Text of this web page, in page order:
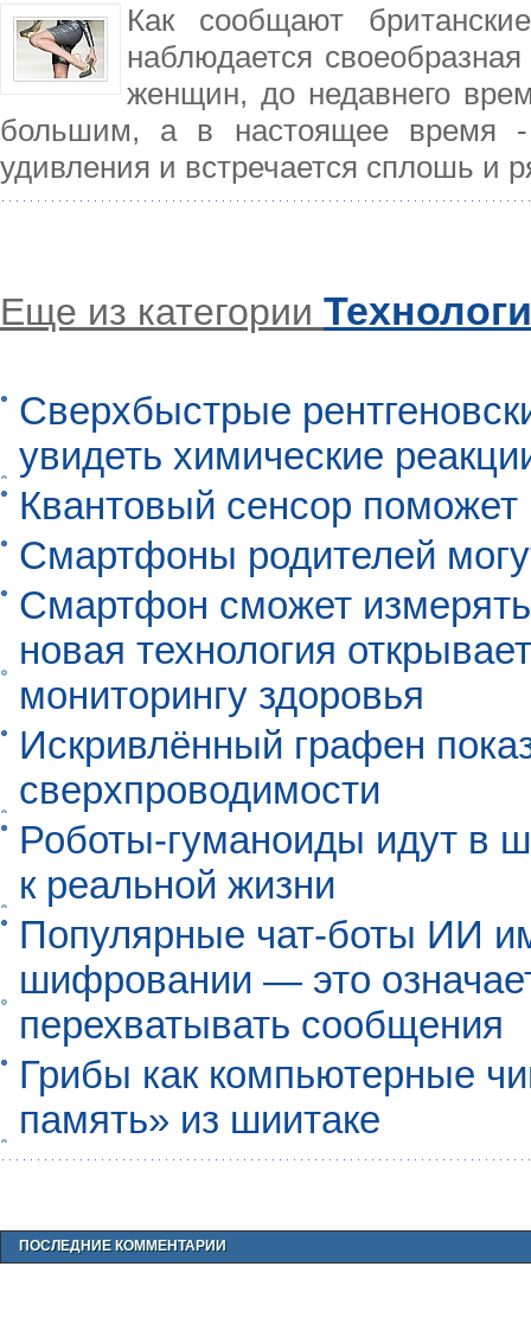
Как сообщают
наблюдается
женщин, до недавнего
большим, а в настоящее время -
удивления и встречается сплошь и
Еще из категории
Сверхбыстрые
увидеть химические
Квантовый сенсор
Смартфоны родителей
Смартфон сможет
новая технология
мониторингу здоровья
Искривлённый графен
сверхпроводимости
Роботы-гуманоиды идут в
к реальной жизни
Популярные чат-боты ИИ
шифровании — это
перехватывать сообщения
Грибы как компьютерные
память» из шиитаке
ПОСЛЕДНИЕ КОММЕНТАРИИ